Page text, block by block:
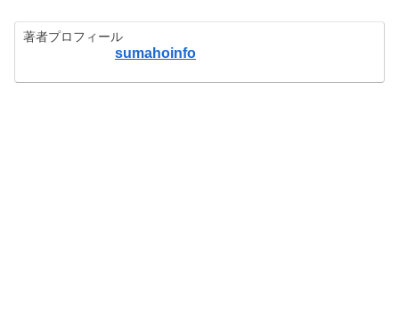
著者プロフィール
sumahoinfo